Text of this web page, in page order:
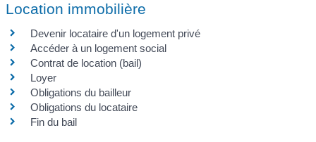
Location immobilière
Devenir locataire d'un logement privé
Accéder à un logement social
Contrat de location (bail)
Loyer
Obligations du bailleur
Obligations du locataire
Fin du bail